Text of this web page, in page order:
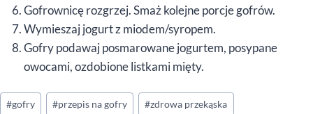
Gofrownicę rozgrzej. Smaż kolejne porcje gofrów.
Wymieszaj jogurt z miodem/syropem.
Gofry podawaj posmarowane jogurtem, posypane
owocami, ozdobione listkami mięty.
Tagi
#gofry #przepis na gofry #zdrowa przekąska